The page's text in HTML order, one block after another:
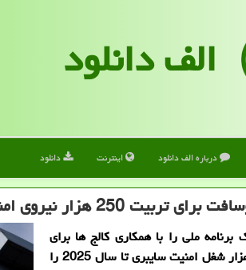
الف دانلود
درباره الف دانلود اینترنت دانلود
250 هزار نیروی امنیت سایبری
ملی را با همکاری کالج ها برای
مساعدت با پر کردن 250 هزار شغل امنیت سایبری تا سال 2025 را